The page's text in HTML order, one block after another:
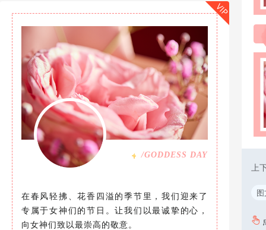
/GODDESS DAY
在春风轻拂、花香四溢的季节里，我们迎来了
专属于女神们的节日。让我们以最诚挚的心，
向女神们致以最崇高的敬意。
VIP
上